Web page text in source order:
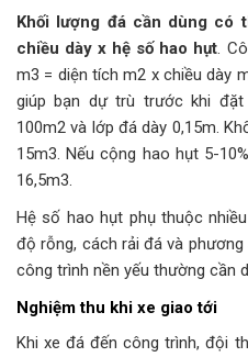
Khối lượng đá cần dùng có
chiều dày x hệ số hao hụt.
m3 = diện tích m2 x chiều dày
giúp bạn dự trù trước khi
100m2 và lớp đá dày 0,15m.
15m3. Nếu cộng hao hụt 5-
16,5m3.
Hệ số hao hụt phụ thuộc
độ rỗng, cách rải đá và phương
công trình nền yếu thường cần
Nghiệm thu khi xe giao tới
Khi xe đá đến công trình, đội